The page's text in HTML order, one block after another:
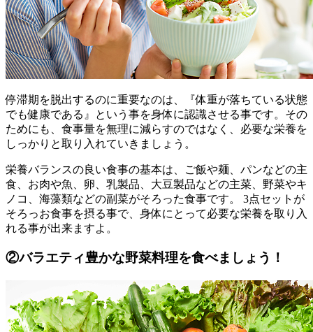
停滞期を脱出するのに重要なのは、『体重が落ちている状態
でも健康である』という事を身体に認識させる事です。その
ためにも、食事量を無理に減らすのではなく、必要な栄養を
しっかりと取り入れていきましょう。
栄養バランスの良い食事の基本は、ご飯や麺、パンなどの主
食、お肉や魚、卵、乳製品、大豆製品などの主菜、野菜やキ
ノコ、海藻類などの副菜がそろった食事です。 3点セットが
そろっお食事を摂る事で、身体にとって必要な栄養を取り入
れる事が出来ますよ。
②バラエティ豊かな野菜料理を食べましょう！